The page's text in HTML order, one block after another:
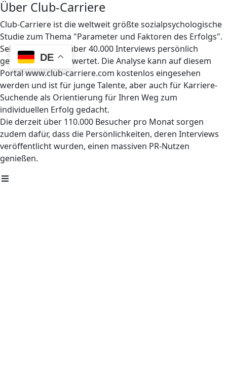
DE
Über Club-Carriere
Club-Carriere ist die weltweit größte sozialpsychologische
Studie zum Thema "Parameter und Faktoren des Erfolgs".
Seit 1997 wurden über 40.000 Interviews persönlich
geführt und ausgewertet. Die Analyse kann auf diesem
Portal www.club-carriere.com kostenlos eingesehen
werden und ist für junge Talente, aber auch für Karriere-
Suchende als Orientierung für Ihren Weg zum
individuellen Erfolg gedacht.
Die derzeit über 110.000 Besucher pro Monat sorgen
zudem dafür, dass die Persönlichkeiten, deren Interviews
veröffentlicht wurden, einen massiven PR-Nutzen
genießen.